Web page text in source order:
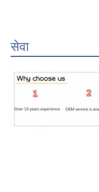
सेवा